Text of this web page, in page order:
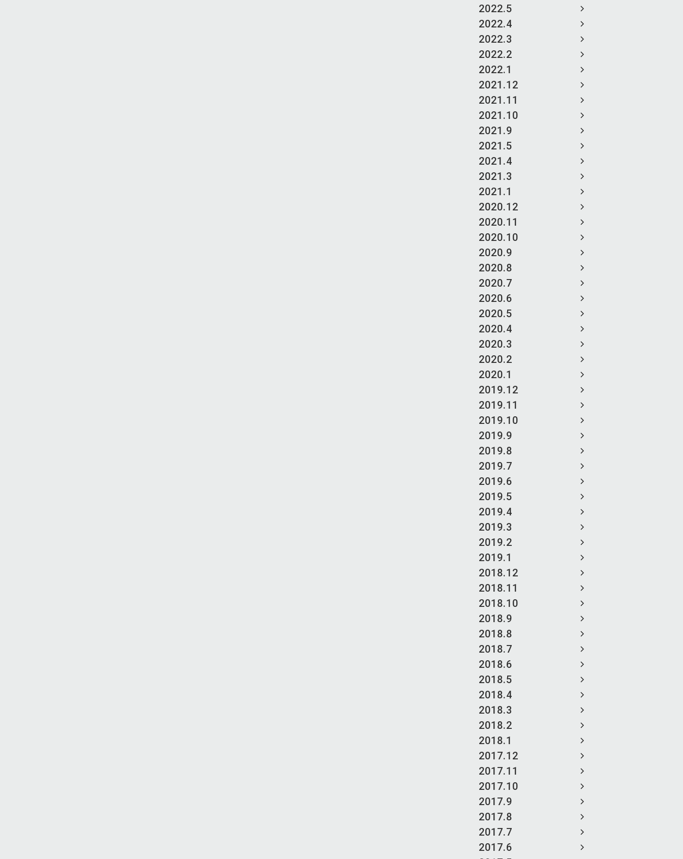
2022.5
2022.4
2022.3
2022.2
2022.1
2021.12
2021.11
2021.10
2021.9
2021.5
2021.4
2021.3
2021.1
2020.12
2020.11
2020.10
2020.9
2020.8
2020.7
2020.6
2020.5
2020.4
2020.3
2020.2
2020.1
2019.12
2019.11
2019.10
2019.9
2019.8
2019.7
2019.6
2019.5
2019.4
2019.3
2019.2
2019.1
2018.12
2018.11
2018.10
2018.9
2018.8
2018.7
2018.6
2018.5
2018.4
2018.3
2018.2
2018.1
2017.12
2017.11
2017.10
2017.9
2017.8
2017.7
2017.6